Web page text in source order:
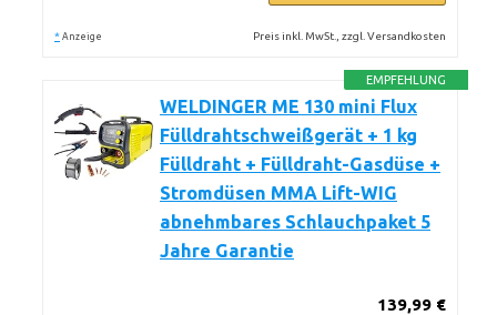
* Anzeige Preis inkl. MwSt., zzgl. Versandkosten
EMPFEHLUNG
WELDINGER ME 130 mini Flux
Fülldrahtschweißgerät + 1 kg
Fülldraht + Fülldraht-Gasdüse +
Stromdüsen MMA Lift-WIG
abnehmbares Schlauchpaket 5
Jahre Garantie
139,99 €